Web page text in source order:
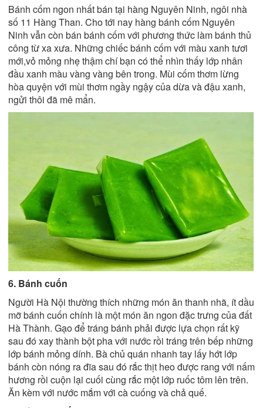
Bánh cốm ngon nhất bán tại hàng Nguyên Ninh, ngôi nhà
số 11 Hàng Than. Cho tới nay hàng bánh cốm Nguyên
Ninh vẫn còn bán bánh cốm với phương thức làm bánh thủ
công từ xa xưa. Những chiếc bánh cốm với màu xanh tươi
mới,vỏ mỏng nhẹ thậm chí bạn có thể nhìn thấy lớp nhân
đầu xanh màu vàng vàng bên trong. Mùi cốm thơm lừng
hòa quyện với mùi thơm ngầy ngậy của dừa và đậu xanh,
ngửi thôi đã mê mẩn.
6. Bánh cuốn
Người Hà Nội thường thích những món ăn thanh nhã, ít dầu
mỡ bánh cuốn chính là một món ăn ngon đặc trưng của đất
Hà Thành. Gạo để tráng bánh phải được lựa chọn rất kỹ
sau đó xay thành bột pha với nước rồi tráng trên bếp những
lớp bánh mỏng dính. Bà chủ quán nhanh tay lấy hớt lớp
bánh còn nóng ra đĩa sau đó rắc thịt heo được rang với nấm
hương rồi cuộn lại cuối cùng rắc một lớp ruốc tôm lên trên.
Ăn kèm với nước mắm với cà cuống và chả quế.